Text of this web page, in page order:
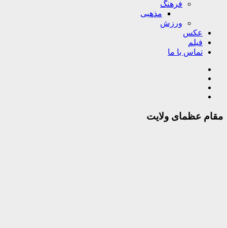
فرهنگ
مذهبی
ورزش
عکس
فیلم
تماس با ما
مقام عظمای ولایت